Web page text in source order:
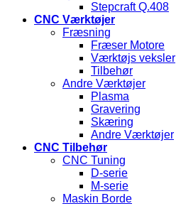
Stepcraft Q.408
CNC Værktøjer
Fræsning
Fræser Motore
Værktøjs veksler
Tilbehør
Andre Værktøjer
Plasma
Gravering
Skæring
Andre Værktøjer
CNC Tilbehør
CNC Tuning
D-serie
M-serie
Maskin Borde